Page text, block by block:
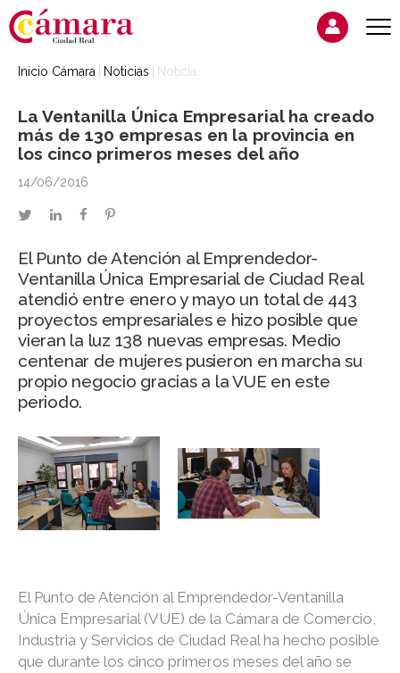
Inicio Cámara Noticias Noticia
La Ventanilla Única Empresarial ha creado
más de 130 empresas en la provincia en
los cinco primeros meses del año
14/06/2016
twitterlinkedinfacebookpinterest
El Punto de Atención al Emprendedor-
Ventanilla Única Empresarial de Ciudad Real
atendió entre enero y mayo un total de 443
proyectos empresariales e hizo posible que
vieran la luz 138 nuevas empresas. Medio
centenar de mujeres pusieron en marcha su
propio negocio gracias a la VUE en este
periodo.
El Punto de Atención al Emprendedor-Ventanilla
Única Empresarial (VUE) de la Cámara de Comercio,
Industria y Servicios de Ciudad Real ha hecho posible
que durante los cinco primeros meses del año se